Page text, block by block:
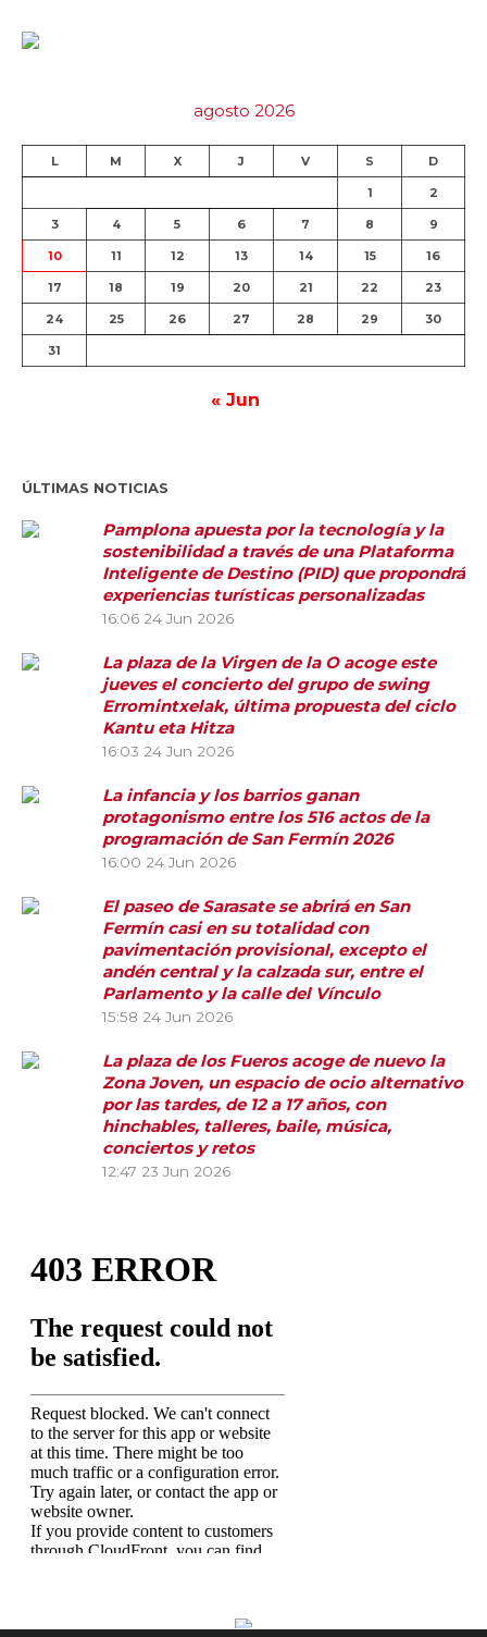
agosto 2026
L M X J V S D
1 2
3 4 5 6 7 8 9
10 11 12 13 14 15 16
17 18 19 20 21 22 23
24 25 26 27 28 29 30
31
« Jun
ÚLTIMAS NOTICIAS
Pamplona apuesta por la tecnología y la
sostenibilidad a través de una Plataforma
Inteligente de Destino (PID) que propondrá
experiencias turísticas personalizadas
16:06 24 Jun 2026
La plaza de la Virgen de la O acoge este
jueves el concierto del grupo de swing
Erromintxelak, última propuesta del ciclo
Kantu eta Hitza
16:03 24 Jun 2026
La infancia y los barrios ganan
protagonismo entre los 516 actos de la
programación de San Fermín 2026
16:00 24 Jun 2026
El paseo de Sarasate se abrirá en San
Fermín casi en su totalidad con
pavimentación provisional, excepto el
andén central y la calzada sur, entre el
Parlamento y la calle del Vínculo
15:58 24 Jun 2026
La plaza de los Fueros acoge de nuevo la
Zona Joven, un espacio de ocio alternativo
por las tardes, de 12 a 17 años, con
hinchables, talleres, baile, música,
conciertos y retos
12:47 23 Jun 2026